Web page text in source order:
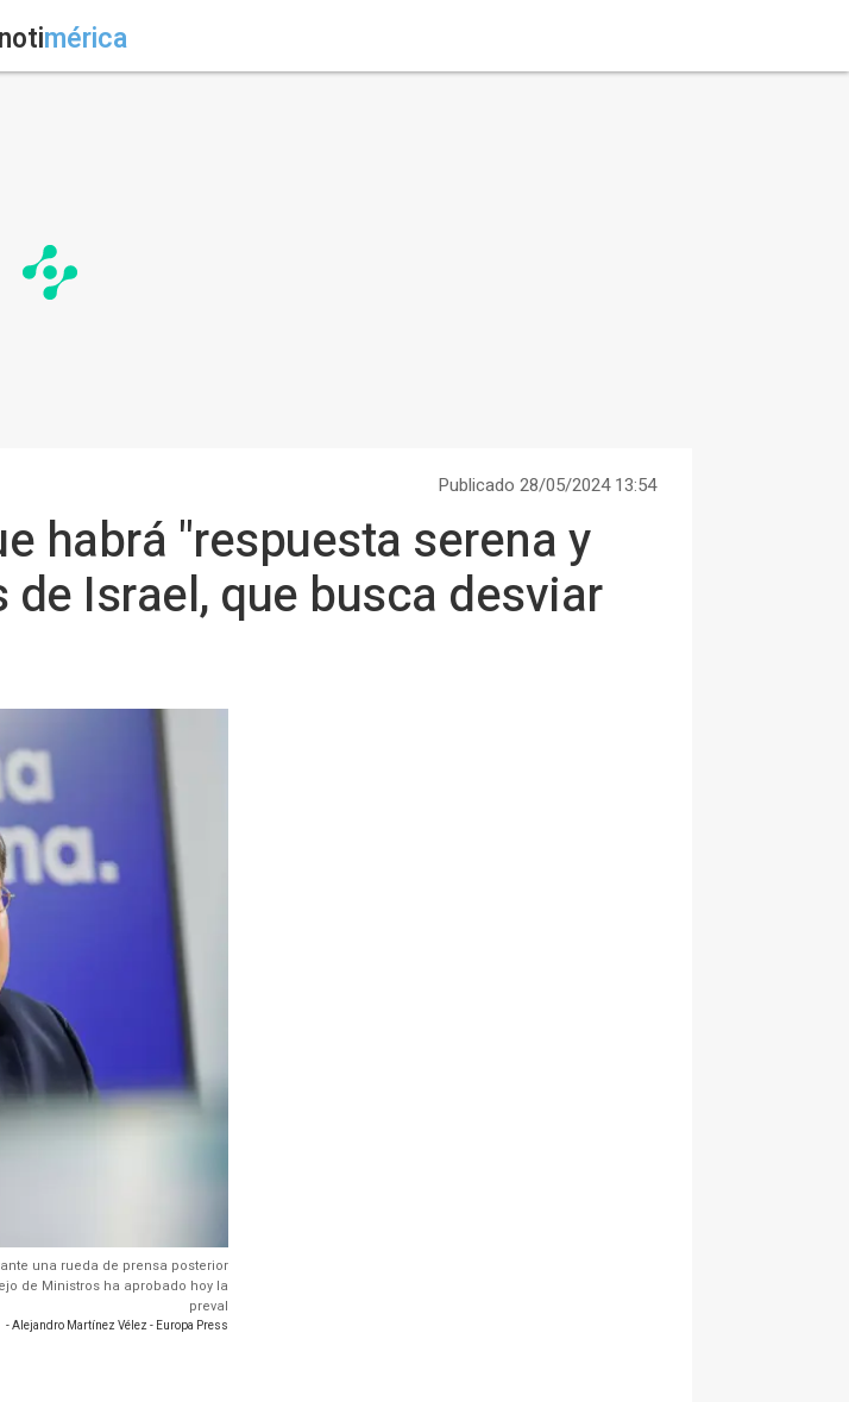
notimérica
Publicado 28/05/2024 13:54
habrá "respuesta serena y
Israel, que busca desviar
una rueda de prensa posterior
de Ministros ha aprobado hoy la
preval
- Alejandro Martínez Vélez - Europa Press